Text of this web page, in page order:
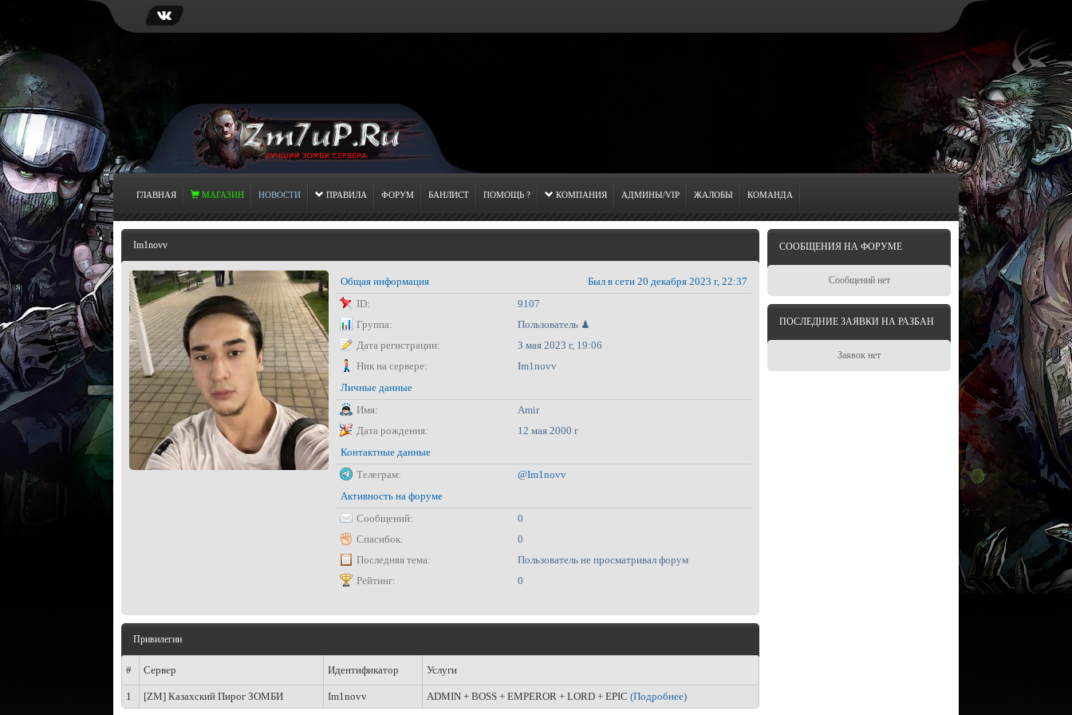
ГЛАВНАЯ МАГАЗИН НОВОСТИ ПРАВИЛА ФОРУМ БАНЛИСТ ПОМОЩЬ ? КОМПАНИЯ АДМИНЫ/VIP ЖАЛОБЫ КОМАНДА
Im1novv
Общая информация
Был в сети 20 декабря 2023 г, 22:37
ID:
9107
Группа:
Пользователь ♟
Дата регистрации:
3 мая 2023 г, 19:06
Ник на сервере:
Im1novv
Личные данные
Имя:
Amir
Дата рождения:
12 мая 2000 г
Контактные данные
Телеграм:
@Im1novv
Активность на форуме
Сообщений:
0
Спасибок:
0
Последняя тема:
Пользователь не просматривал форум
Рейтинг:
0
Привилегии
# Сервер Идентификатор Услуги
1 [ZM] Казахский Пирог ЗОМБИ Im1novv ADMIN + BOSS + EMPEROR + LORD + EPIC (Подробнее)
СООБЩЕНИЯ НА ФОРУМЕ
Сообщений нет
ПОСЛЕДНИЕ ЗАЯВКИ НА РАЗБАН
Заявок нет